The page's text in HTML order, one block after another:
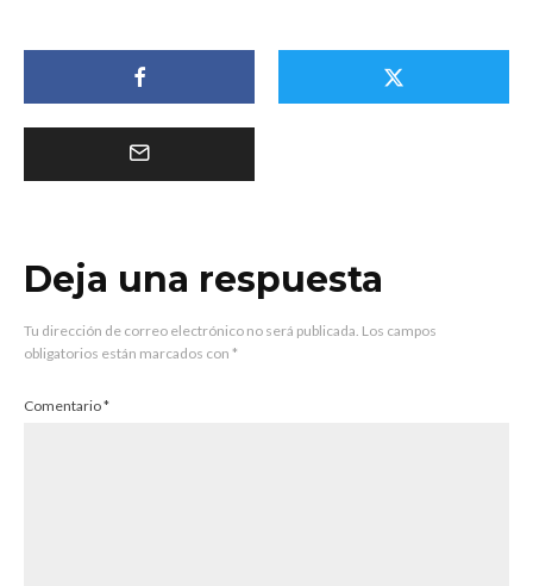
Deja una respuesta
Tu dirección de correo electrónico no será publicada. Los campos
obligatorios están marcados con *
Comentario*